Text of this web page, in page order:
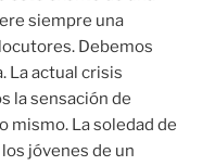
siempre una
Debemos
La actual crisis
la sensación de
mismo. La soledad de
jóvenes de un